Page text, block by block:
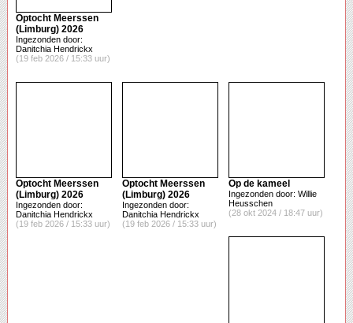
Optocht Meerssen
(Limburg) 2026
Ingezonden door:
Danitchia Hendrickx
(19 feb 2026 / 15:33 uur)
Optocht Meerssen
(Limburg) 2026
Ingezonden door:
Danitchia Hendrickx
(19 feb 2026 / 15:33 uur)
Optocht Meerssen
(Limburg) 2026
Ingezonden door:
Danitchia Hendrickx
(19 feb 2026 / 15:33 uur)
Op de kameel
Ingezonden door: Willie
Heusschen
(28 okt 2024 / 18:47 uur)